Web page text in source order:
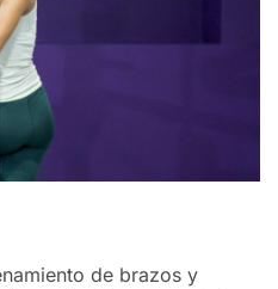
de brazos y